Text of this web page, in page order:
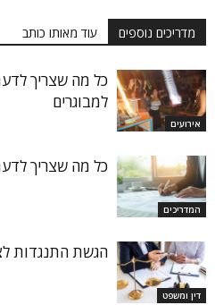
מדריכים נוספים עוד מאותו כותב
אירועים
כל מה שצריך
למבוגרים
המדריכים
כל מה שצריך
דין ומשפט
הגשת התנגדות